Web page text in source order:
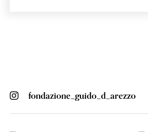
fondazione_guido_d_arezzo